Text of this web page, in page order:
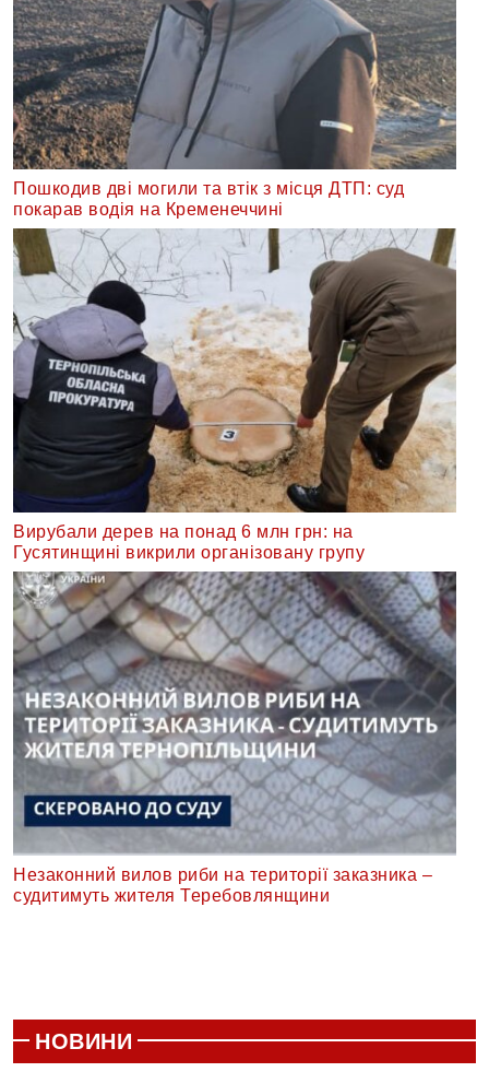
Пошкодив дві могили та втік з місця ДТП: суд
покарав водія на Кременеччині
Вирубали дерев на понад 6 млн грн: на
Гусятинщині викрили організовану групу
Незаконний вилов риби на території заказника –
судитимуть жителя Теребовлянщини
НОВИНИ